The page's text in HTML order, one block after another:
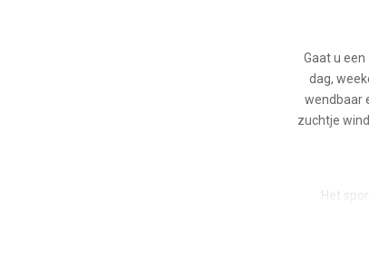
Gaat u
dag,
wendbaar
zuchtje
Het